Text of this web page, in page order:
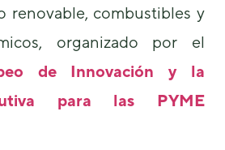
renovable, combustibles y
organizado por el
de Innovación y la
para las PYME
Necesarias